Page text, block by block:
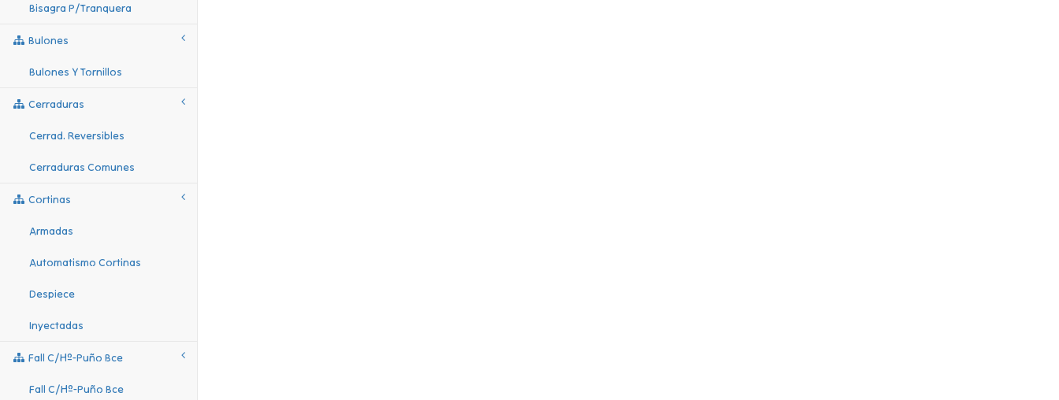
Bisagra P/tranquera
Bulones
Bulones Y Tornillos
Cerraduras
Cerrad. Reversibles
Cerraduras Comunes
Cortinas
Armadas
Automatismo Cortinas
Despiece
Inyectadas
Fall C/hº-Puño Bce
Fall C/hº-Puño Bce